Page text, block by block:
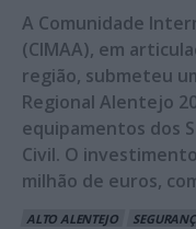
A Comunidade
(CIMAA), em
região, submeteu
Regional Alentejo
equipamentos dos
Civil. O
milhão de euros,
ALTO ALENTEJO